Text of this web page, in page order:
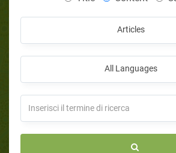
Articles
All Languages